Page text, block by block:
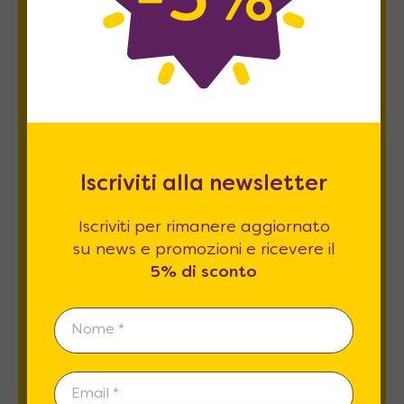
Newsletter
Iscriviti per rimanere aggiornato su news
e promozioni e ricevere il5% di sconto
Esprimo il mio consenso al trattamento dati
relativamente al punto 2 A e Bdell'informativa
REGISTRATI
Iscriviti alla newsletter
Iscriviti per rimanere aggiornato
su news e promozioni e ricevere il
5% di sconto